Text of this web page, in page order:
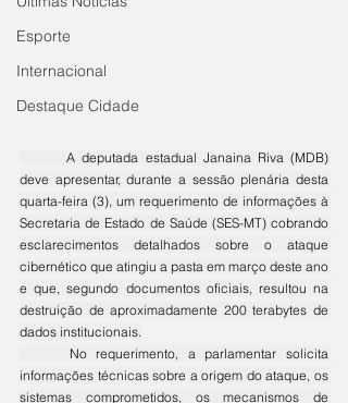
Esporte
Internacional
Destaque Cidade
	A deputada estadual Janaina Riva (MDB)
deve apresentar, durante a sessão plenária desta
quarta-feira (3), um requerimento de informações à
Secretaria de Estado de Saúde (SES-MT) cobrando
esclarecimentos detalhados sobre o ataque
cibernético que atingiu a pasta em março deste ano
e que, segundo documentos oficiais, resultou na
destruição de aproximadamente 200 terabytes de
dados institucionais.
informações técnicas sobre a origem do ataque, os
sistemas comprometidos, os mecanismos de